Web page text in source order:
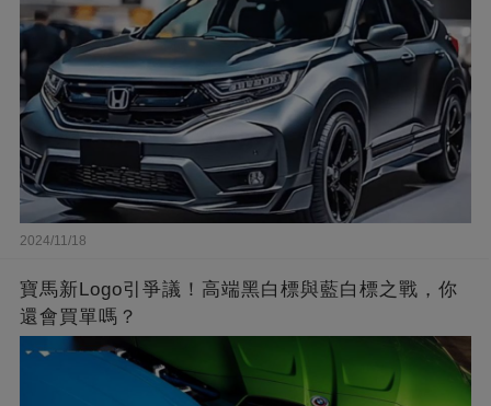
2024/11/18
寶馬新Logo引爭議！高端黑白標與藍白標之戰，你
還會買單嗎？